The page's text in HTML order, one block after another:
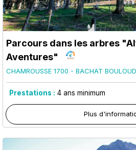
Parcours dans les arbres
Aventures"
CHAMROUSSE 1700 - BACHAT BOULOUD
Prestations : 4 ans minimum
Plus